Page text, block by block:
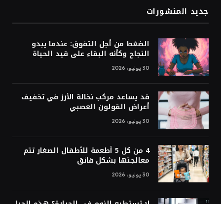
جديد المنشورات
الضغط من أجل التفوق: عندما يبدو
النجاح وكأنه البقاء على قيد الحياة
30 يوليو، 2026
قد يساعد مركب نخالة الأرز في تخفيف
أعراض القولون العصبي
30 يوليو، 2026
4 من كل 5 أطعمة للأطفال الصغار تتم
معالجتها بشكل فائق
30 يوليو، 2026